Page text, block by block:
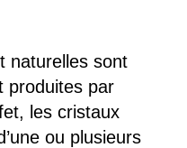
naturelles sont
produites par
les cristaux
ou plusieurs